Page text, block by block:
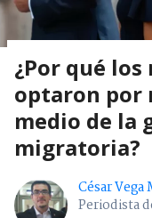
¿Por qué los
optaron por
medio de la
migratoria?
César
Periodista